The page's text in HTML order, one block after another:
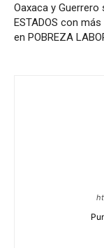
Oaxaca y Guerrero
ESTADOS con
en POBREZA